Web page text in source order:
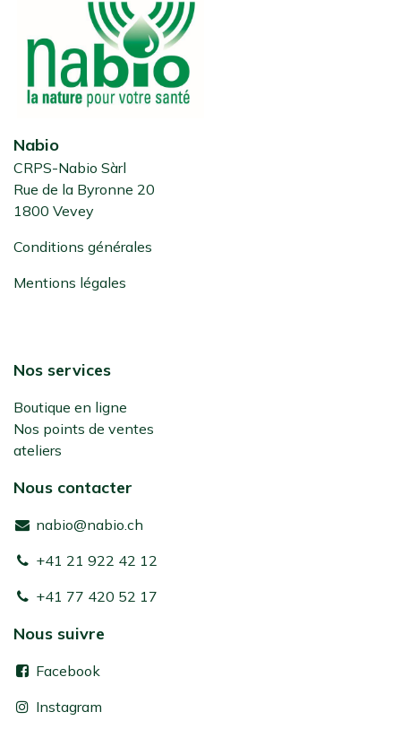
Nabio
CRPS-Nabio Sàrl
Rue de la Byronne 20
1800 Vevey
Conditions générales
Mentions légales
Nos services
Boutique en ligne
Nos points de ventes
ateliers
Nous contacter
nabio@nabio.ch
+41 21 922 42 12
+41 77 420 52 17
Nous suivre
Facebook
Instagram